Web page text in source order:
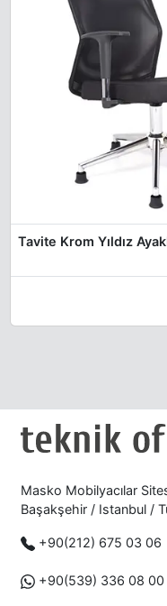
Masko Mobilyacılar
Başakşehir / Istanbul /
+90(212) 675 03 06
+90(539) 336 08 00